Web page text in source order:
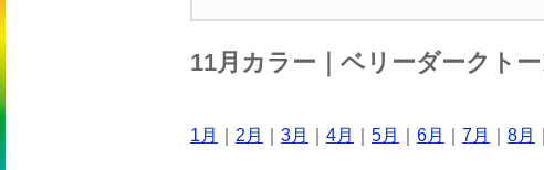
11月カラー｜ベリーダークト
1月 2月 3月 4月 5月 6月 7月 8月